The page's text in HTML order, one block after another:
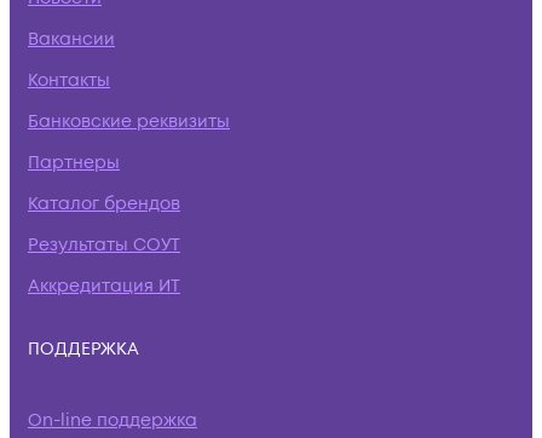
Вакансии
Контакты
Банковские реквизиты
Партнеры
Каталог брендов
Результаты СОУТ
Аккредитация ИТ
ПОДДЕРЖКА
On-line поддержка